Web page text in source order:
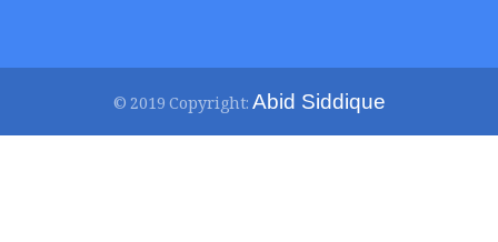
© 2019 Copyright:Abid Siddique